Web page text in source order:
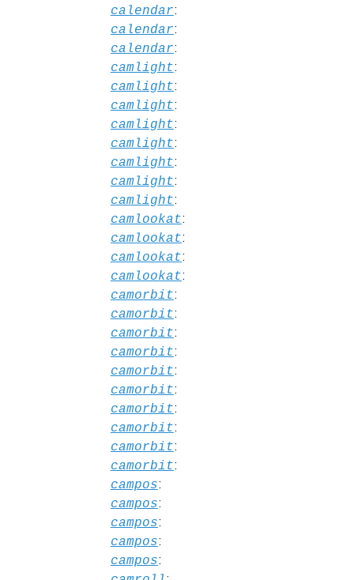
calendar:
calendar:
calendar:
camlight:
camlight:
camlight:
camlight:
camlight:
camlight:
camlight:
camlight:
camlookat:
camlookat:
camlookat:
camlookat:
camorbit:
camorbit:
camorbit:
camorbit:
camorbit:
camorbit:
camorbit:
camorbit:
camorbit:
camorbit:
campos:
campos:
campos:
campos:
campos: